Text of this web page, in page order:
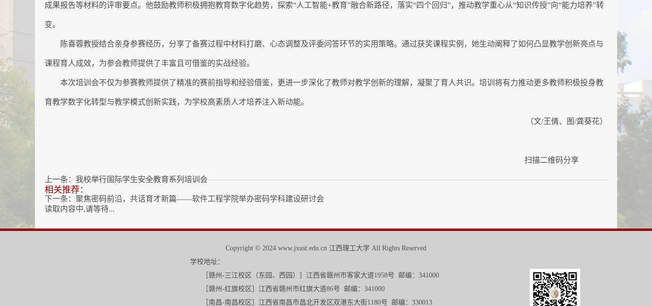
成果报告等材料的评审要点。他鼓励教师积极拥抱教育数字化趋势，探索“人工智能+教育”融合新路径，落实“四个回归”，推动教学重心从“知识传授”向“能力培养”转
变。
陈喜蓉教授结合亲身参赛经历，分享了备赛过程中材料打磨、心态调整及评委问答环节的实用策略。通过获奖课程实例，她生动阐释了如何凸显教学创新亮点与
课程育人成效，为参会教师提供了丰富且可借鉴的实战经验。
本次培训会不仅为参赛教师提供了精准的赛前指导和经验借鉴，更进一步深化了教师对教学创新的理解，凝聚了育人共识。培训将有力推动更多教师积极投身教
育教学数字化转型与教学模式创新实践，为学校高素质人才培养注入新动能。
（文/王倩、图/龚葵花）
上一条：我校举行国际学生安全教育系列培训会
下一条： 聚焦密码前沿，共话育才新篇——软件工程学院举办密码学科建设研讨会
扫描二维码分享
相关推荐：
读取内容中,请等待...
Copyright © 2024 www.jxust.edu.cn 江西理工大学 All Rights Reserved
学校地址：
［赣州-三江校区
（东园、西园）
］江西省赣州市客家大道1958号 邮编：341000
［赣州-红旗校区］江西省赣州市红旗大道86号 邮编：341000
［南昌-南昌校区］江西省南昌市昌北开发区双港东大街1180号 邮编：330013